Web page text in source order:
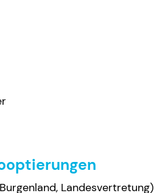
Landesvertretung)